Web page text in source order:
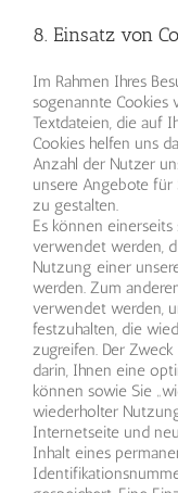
8. Einsatz von
Im Rahmen Ihres
sogenannte Cookies
Textdateien, die auf
Cookies helfen uns
Anzahl der Nutzer
unsere Angebote
zu gestalten.
Es können einerseits
verwendet werden,
Nutzung einer
werden. Zum
verwendet werden,
festzuhalten, die
zugreifen. Der
darin, Ihnen eine
können sowie Sie
wiederholter
Internetseite und
Inhalt eines